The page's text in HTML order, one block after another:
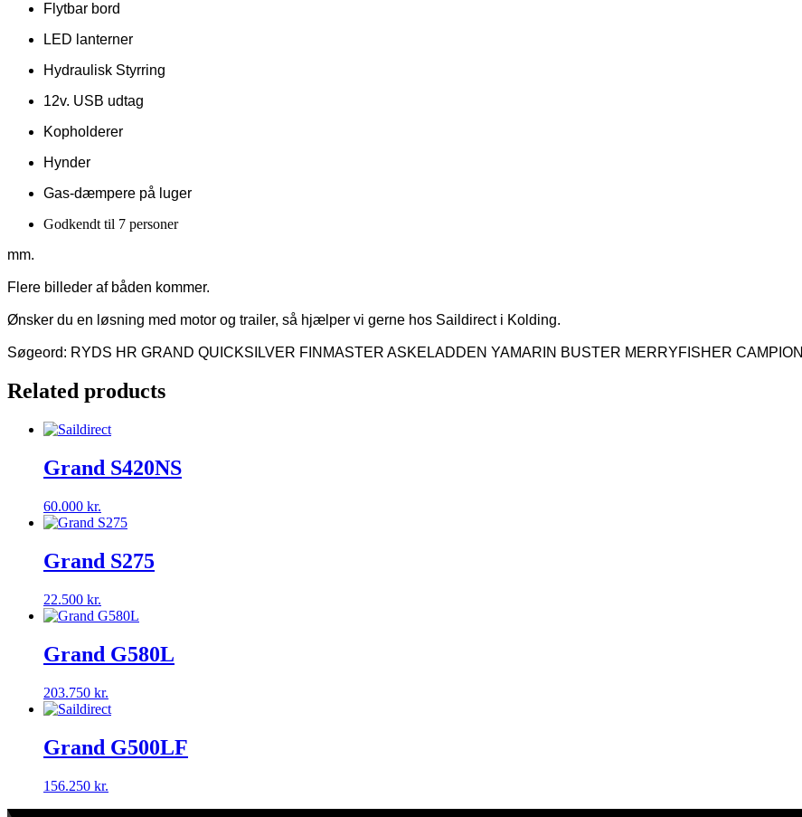
Flytbar bord
LED lanterner
Hydraulisk Styrring
12v. USB udtag
Kopholderer
Hynder
Gas-dæmpere på luger
Godkendt til 7 personer
mm.
Flere billeder af båden kommer.
Ønsker du en løsning med motor og trailer, så hjælper vi gerne hos Saildirect i Kolding.
Søgeord: RYDS HR GRAND QUICKSILVER FINMASTER ASKELADDEN YAMARIN BUSTER MERRYFISHER CAMPION
Related products
Grand S420NS
60.000 kr.
Grand S275
22.500 kr.
Grand G580L
203.750 kr.
Grand G500LF
156.250 kr.